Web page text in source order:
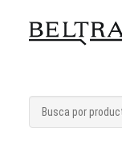
Recambios
Inicio
retrovisor